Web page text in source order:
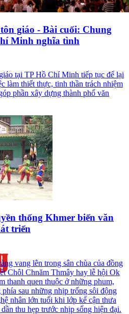
giáo - Bài cuối: Chung
Minh nghĩa tình
tại TP Hồ Chí Minh tiếp tục để lại
làm thiết thực, tinh thần trách nhiệm
phần xây dựng thành phố văn
thống Khmer biến văn
triển
vang lên trong sân chùa của đồng
Chôl Chnăm Thmây hay lễ hội Ok
thanh quen thuộc ở những phum,
sau những nhịp trống sôi động
nhân lớn tuổi khi lớp kế cận thưa
thu hẹp trước nhịp sống hiện đại.